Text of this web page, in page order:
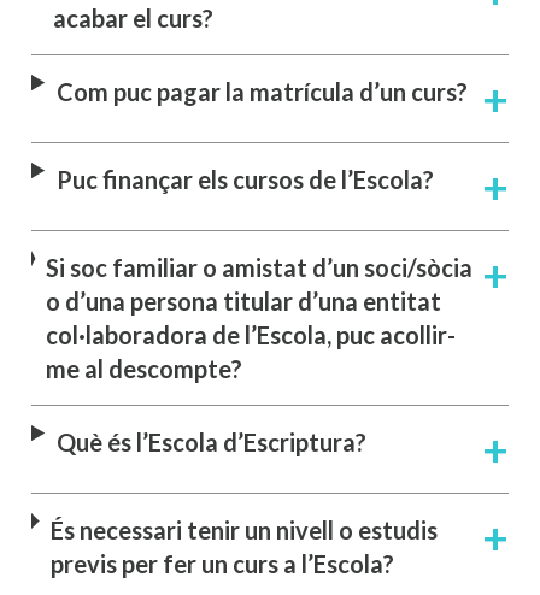
acabar el curs?
Com puc pagar la matrícula d’un curs?
Puc finançar els cursos de l’Escola?
Si soc familiar o amistat d’un soci/sòcia
o d’una persona titular d’una entitat
col·laboradora de l’Escola, puc acollir-
me al descompte?
Què és l’Escola d’Escriptura?
És necessari tenir un nivell o estudis
previs per fer un curs a l’Escola?